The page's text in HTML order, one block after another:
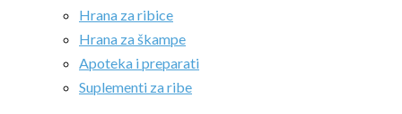
Hrana za ribice
Hrana za škampe
Apoteka i preparati
Suplementi za ribe